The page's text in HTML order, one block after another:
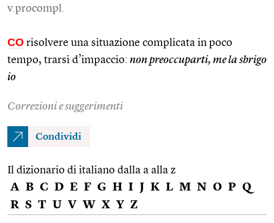
v.procompl.
CO risolvere una situazione complicata in poco
tempo, trarsi d’impaccio: non preoccuparti, me la sbrigo
io
Correzioni e suggerimenti
Condividi
Il dizionario di italiano dalla a alla z
A B C D E F G H I J K L M N O P Q
R S T U V W X Y Z